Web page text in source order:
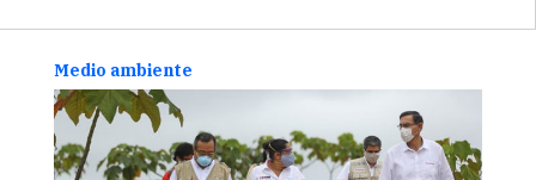
programas que llevan adelante sobre este
situación…Continuar
Medio ambiente